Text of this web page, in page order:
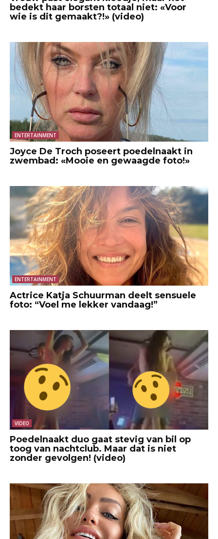
bedekt haar borsten totaal niet: «Voor
wie is dit gemaakt?!» (video)
ENTERTAINMENT
Joyce De Troch poseert poedelnaakt in
zwembad: «Mooie en gewaagde foto!»
ENTERTAINMENT
Actrice Katja Schuurman deelt sensuele
foto: “Voel me lekker vandaag!”
VIDEO
Poedelnaakt duo gaat stevig van bil op
toog van nachtclub. Maar dat is niet
zonder gevolgen! (video)